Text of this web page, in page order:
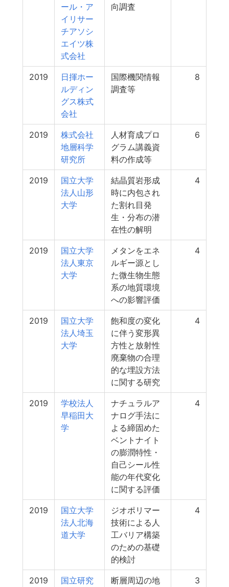
ール・ア
イリサー
チアソシ
エイツ株
式会社
向調査
2019
日揮ホー
ルディン
グス株式
会社
国際機関情報
調査等
8
2019
株式会社
地層科学
研究所
人材育成プロ
グラム講義資
料の作成等
6
2019
国立大学
法人山形
大学
結晶質岩形成
時に内包され
た割れ目発
生・分布の潜
在性の解明
4
2019
国立大学
法人東京
大学
メタンをエネ
ルギー源とし
た微生物生態
系の地質環境
への影響評価
4
2019
国立大学
法人埼玉
大学
飽和度の変化
に伴う変形異
方性と放射性
廃棄物の合理
的な埋設方法
に関する研究
4
2019
学校法人
早稲田大
学
ナチュラルア
ナログ手法に
よる締固めた
ベントナイト
の膨潤特性・
自己シール性
能の年代変化
に関する評価
4
2019
国立大学
法人北海
道大学
ジオポリマー
技術による人
工バリア構築
のための基礎
的検討
4
2019
国立研究
断層周辺の地
3